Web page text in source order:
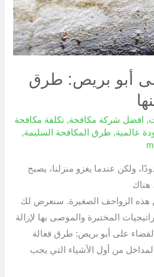
أبو بريص: طرق
, افضل شركة مكافحة,تكلفة مكافحة
عالمية, طرق المكافحة السليمة,
ولكن عندما يغزو منزلنا، يصبح
هناك
هذه الزواحف الصغيرة. سنعرض لك
المختبرة والموصى بها لإزالة
على أبو بريص: طرق فعالة
جميع المداخل من أول الأشياء التي يجب